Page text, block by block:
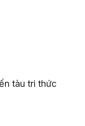
tàu tri thức